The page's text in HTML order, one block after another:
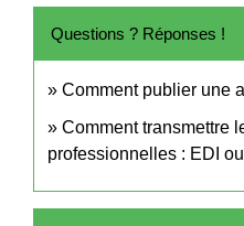
Questions ? Réponses !
Comment publier une
Comment transmettre
professionnelles : EDI